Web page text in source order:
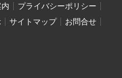
プライバシーポリシー
サイトマップ
お問合せ